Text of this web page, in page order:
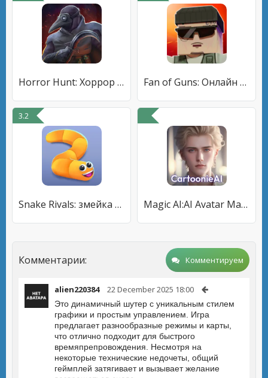
Horror Hunt: Хоррор онлайн Fan of Guns: Онлайн FPS шутер
3.2
Snake Rivals: змейка онлайн Magic AI:AI Avatar Maker
Комментарии: Комментируем
alien220384 22 December 2025 18:00
Это динамичный шутер с уникальным стилем
графики и простым управлением. Игра
предлагает разнообразные режимы и карты,
что отлично подходит для быстрого
времяпрепровождения. Несмотря на
некоторые технические недочеты, общий
геймплей затягивает и вызывает желание